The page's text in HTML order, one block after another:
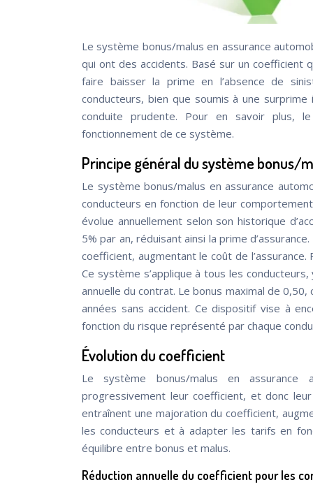
Le système bonus/malus en assurance
qui ont des accidents. Basé sur un coefficient
faire baisser la prime en l’absence de
conducteurs, bien que soumis à une
conduite prudente. Pour en savoir plus,
fonctionnement de ce système.
Principe général du système bonus/
Le système bonus/malus en assurance
conducteurs en fonction de leur
évolue annuellement selon son historique
5% par an, réduisant ainsi la prime
coefficient, augmentant le coût de
Ce système s’applique à tous les
annuelle du contrat. Le bonus maximal de
années sans accident. Ce dispositif vise à
fonction du risque représenté par chaque
Évolution du coefficient
Le système bonus/malus en assurance
progressivement leur coefficient, et donc leur
entraînent une majoration du coefficient,
les conducteurs et à adapter les tarifs en
équilibre entre bonus et malus.
Réduction annuelle du coefficient pour les